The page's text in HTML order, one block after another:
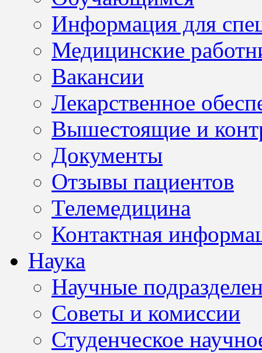
Информация для
Медицинские
Вакансии
Лекарственное
Вышестоящие и
Документы
Отзывы пациентов
Телемедицина
Контактная
Наука
Научные
Советы и комиссии
Студенческое